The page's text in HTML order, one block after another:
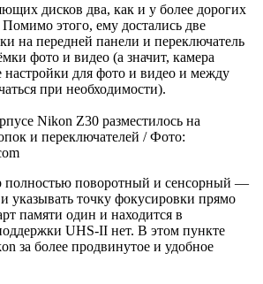
дисков два, как и у более дорогих
этого, ему достались две
на передней панели и переключатель
фото и видео (а значит, камера
настройки для фото и видео и между
при необходимости).
Nikon Z30 разместилось на
и переключателей / Фото:
полностью поворотный и сенсорный —
указывать точку фокусировки прямо
памяти один и находится в
UHS-II нет. В этом пункте
за более продвинутое и удобное